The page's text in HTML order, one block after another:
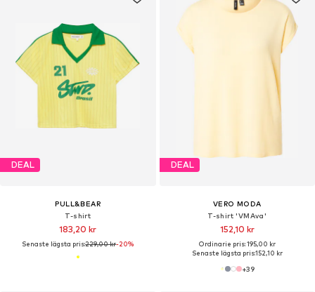
DEAL
PULL&BEAR
T-shirt
183,20 kr
Senaste lägsta pris:229,00 kr-20%
DEAL
VERO MODA
T-shirt 'VMAva'
152,10 kr
Ordinarie pris: 195,00 kr
Senaste lägsta pris:152,10 kr
+39